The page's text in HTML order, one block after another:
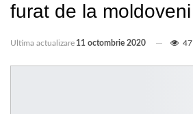
furat de la moldoveni
Ultima actualizare 11 octombrie 2020 47